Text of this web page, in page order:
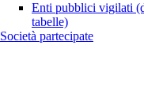
Enti pubblici vigilati
tabelle)
Società partecipate